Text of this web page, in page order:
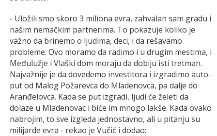
- Uložili smo skoro 3 miliona evra, zahvalan sam gradu i
našim nemačkim partnerima. To pokazuje koliko je
važno da brinemo o ljudima, deci, i da rešavamo
probleme. Ovo moramo da radimo i u drugim mestima, i
Međulužje i Vlaški dom moraju da dobiju isti tretman.
Najvažnije je da dovedemo investitora i izgradimo auto-
put od Malog Požarevca do Mladenovca, pa dalje do
Aranđelovca. Kada se put izgradi, ljudi će želeti da
dolaze u Mladenovac i biće im mnogo lakše. Kada ovako
nabrojim, to sve izgleda jednostavno, ali u pitanju su
milijarde evra - rekao je Vučić i dodao: